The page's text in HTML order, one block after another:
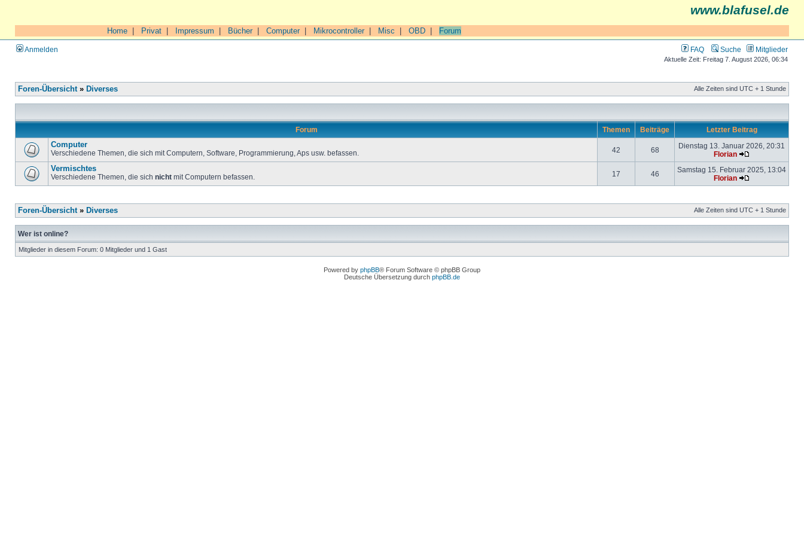
www.blafusel.de
Home Privat Impressum Bücher| Computer| Mikrocontroller| Misc OBD Forum
Anmelden FAQ Suche Mitglieder
Aktuelle Zeit: Freitag 7. August 2026, 06:34
Foren-Übersicht» Diverses Alle Zeiten sind UTC + 1 Stunde
Forum Themen Beiträge Letzter Beitrag
Computer
Verschiedene Themen, die sich mit Computern, Software, Programmierung, Aps usw. befassen. 42 68
Dienstag 13. Januar 2026, 20:31
Florian
Vermischtes
Verschiedene Themen, die sich nicht mit Computern befassen. 17 46
Samstag 15. Februar 2025, 13:04
Florian
Foren-Übersicht» Diverses Alle Zeiten sind UTC + 1 Stunde
Wer ist online?
Mitglieder in diesem Forum: 0 Mitglieder und 1 Gast
Powered by phpBB® Forum Software © phpBB Group
Deutsche Übersetzung durch phpBB.de